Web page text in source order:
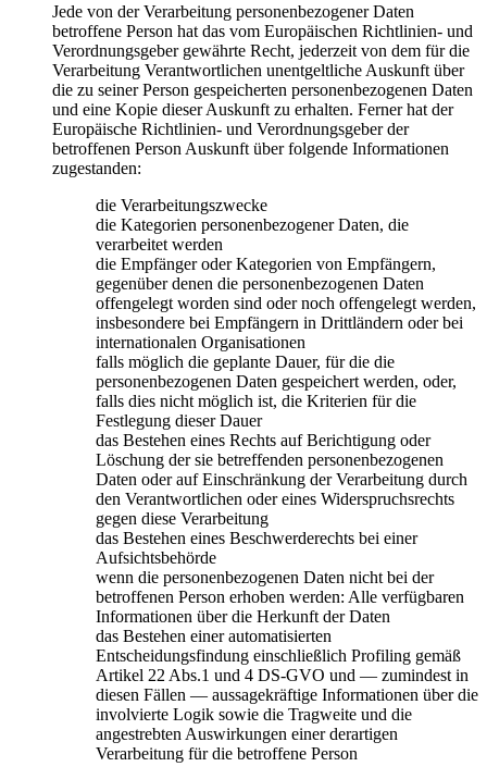
Jede von der Verarbeitung personenbezogener Daten
betroffene Person hat das vom Europäischen Richtlinien- und
Verordnungsgeber gewährte Recht, jederzeit von dem für die
Verarbeitung Verantwortlichen unentgeltliche Auskunft über
die zu seiner Person gespeicherten personenbezogenen Daten
und eine Kopie dieser Auskunft zu erhalten. Ferner hat der
Europäische Richtlinien- und Verordnungsgeber der
betroffenen Person Auskunft über folgende Informationen
zugestanden:
die Verarbeitungszwecke
die Kategorien personenbezogener Daten, die
verarbeitet werden
die Empfänger oder Kategorien von Empfängern,
gegenüber denen die personenbezogenen Daten
offengelegt worden sind oder noch offengelegt werden,
insbesondere bei Empfängern in Drittländern oder bei
internationalen Organisationen
falls möglich die geplante Dauer, für die die
personenbezogenen Daten gespeichert werden, oder,
falls dies nicht möglich ist, die Kriterien für die
Festlegung dieser Dauer
das Bestehen eines Rechts auf Berichtigung oder
Löschung der sie betreffenden personenbezogenen
Daten oder auf Einschränkung der Verarbeitung durch
den Verantwortlichen oder eines Widerspruchsrechts
gegen diese Verarbeitung
das Bestehen eines Beschwerderechts bei einer
Aufsichtsbehörde
wenn die personenbezogenen Daten nicht bei der
betroffenen Person erhoben werden: Alle verfügbaren
Informationen über die Herkunft der Daten
das Bestehen einer automatisierten
Entscheidungsfindung einschließlich Profiling gemäß
Artikel 22 Abs.1 und 4 DS-GVO und — zumindest in
diesen Fällen — aussagekräftige Informationen über die
involvierte Logik sowie die Tragweite und die
angestrebten Auswirkungen einer derartigen
Verarbeitung für die betroffene Person